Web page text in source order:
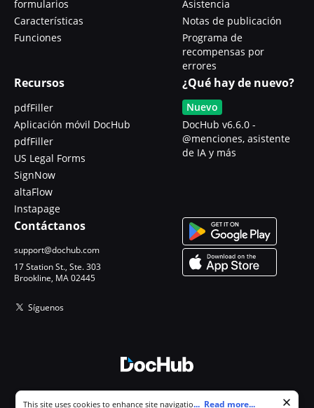
formularios
Características
Funciones
Asistencia
Notas de publicación
Programa de
recompensas por
errores
Recursos
pdfFiller
Aplicación móvil DocHub
pdfFiller
US Legal Forms
SignNow
altaFlow
Instapage
¿Qué hay de nuevo?
Nuevo
DocHub v6.6.0 -
@menciones, asistente
de IA y más
Contáctanos
support@dochub.com
17 Station St., Ste. 303
Brookline, MA 02445
Síguenos
Cookie consent notice
This site uses cookies to enhance site navigation and personalize
... Read more...